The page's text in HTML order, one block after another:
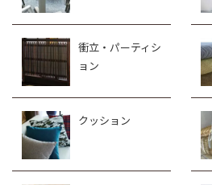
衝立・パーティシ
ョン
クッション